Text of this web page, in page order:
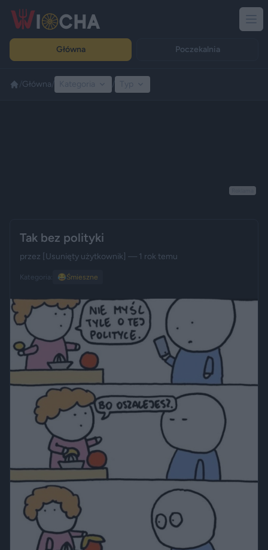
Główna Poczekalnia
Główna
Tak bez polityki
przez [Usunięty użytkownik] — 1 rok temu
Kategoria: 😂Śmieszne